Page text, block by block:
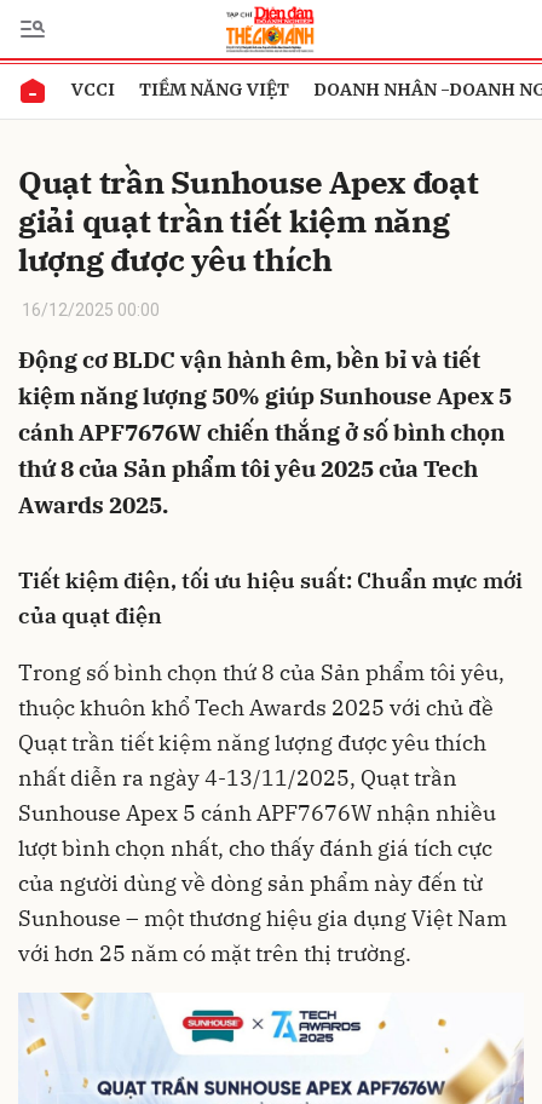
VCCI TIỀM NĂNG VIỆT DOANH NHÂN -DOANH
Quạt trần Sunhouse Apex đoạt
giải quạt trần tiết kiệm năng
lượng được yêu thích
16/12/2025 00:00
Động cơ BLDC vận hành êm, bền bỉ và tiết
kiệm năng lượng 50% giúp Sunhouse Apex 5
cánh APF7676W chiến thắng ở số bình chọn
thứ 8 của Sản phẩm tôi yêu 2025 của Tech
Awards 2025.
Tiết kiệm điện, tối ưu hiệu suất: Chuẩn mực mới
của quạt điện
Trong số bình chọn thứ 8 của Sản phẩm tôi yêu,
thuộc khuôn khổ Tech Awards 2025 với chủ đề
Quạt trần tiết kiệm năng lượng được yêu thích
nhất diễn ra ngày 4-13/11/2025, Quạt trần
Sunhouse Apex 5 cánh APF7676W nhận nhiều
lượt bình chọn nhất, cho thấy đánh giá tích cực
của người dùng về dòng sản phẩm này đến từ
Sunhouse – một thương hiệu gia dụng Việt Nam
với hơn 25 năm có mặt trên thị trường.
Gửi bình luận
Hủy Gửi